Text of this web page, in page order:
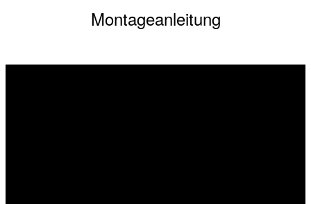
Montageanleitung